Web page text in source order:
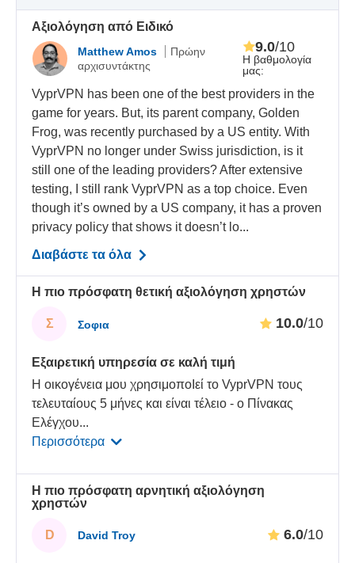
Αξιολόγηση από Ειδικό
Matthew Amos
Πρώην
αρχισυντάκτης
Η βαθμολογία
μας:
9.0/10
VyprVPN has been one of the best providers in the
game for years. But, its parent company, Golden
Frog, was recently purchased by a US entity. With
VyprVPN no longer under Swiss jurisdiction, is it
still one of the leading providers? After extensive
testing, I still rank VyprVPN as a top choice. Even
though it’s owned by a US company, it has a proven
privacy policy that shows it doesn’t lo...
Διαβάστε τα όλα
Η πιο πρόσφατη θετική αξιολόγηση χρηστών
Σ Σοφια 10.0/10
Εξαιρετική υπηρεσία σε καλή τιμή
Η οικογένεια μου χρησιμοποΙεί το VyprVPN τους
τελευταίους 5 μήνες και είναι τέλειο - ο Πίνακας
Ελέγχου...
Περισσότερα
Η πιο πρόσφατη αρνητική αξιολόγηση
χρηστών
D David Troy 6.0/10